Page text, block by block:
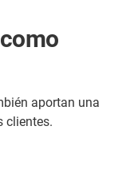
aportan una
clientes.